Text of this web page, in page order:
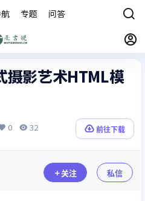
专题 问答
摄影艺术HTML模
0 32 前往下载
关注 私信